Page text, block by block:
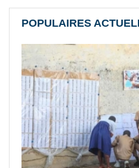
POPULAIRES